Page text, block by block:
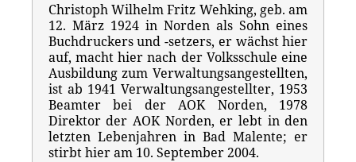
Christoph Wilhelm Fritz Wehking, geb. am
12. März 1924 in Norden als Sohn eines
Buchdruckers und -setzers, er wächst hier
auf, macht hier nach der Volksschule eine
Ausbildung zum Verwaltungsangestellten,
ist ab 1941 Verwaltungsangestellter, 1953
Beamter bei der AOK Norden, 1978
Direktor der AOK Norden, er lebt in den
letzten Lebenjahren in Bad Malente; er
stirbt hier am 10. September 2004.